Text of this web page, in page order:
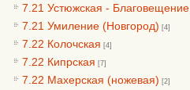
7.21 Устюжская - Благовещение
7.21 Умиление (Новгород) [4]
7.22 Колочская [4]
7.22 Кипрская [7]
7.22 Махерская (ножевая) [2]